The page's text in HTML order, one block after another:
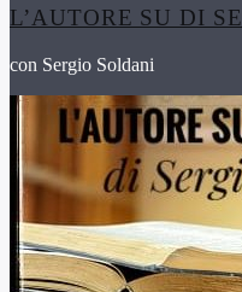
L’AUTORE SU DI SE
con Sergio Soldani